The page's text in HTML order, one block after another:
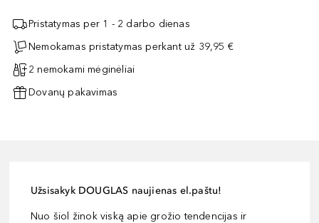
Pristatymas per 1 - 2 darbo dienas
Nemokamas pristatymas perkant už 39,95 €
2 nemokami mėginėliai
Dovanų pakavimas
Užsisakyk DOUGLAS naujienas el.paštu!
Nuo šiol žinok viską apie grožio tendencijas ir